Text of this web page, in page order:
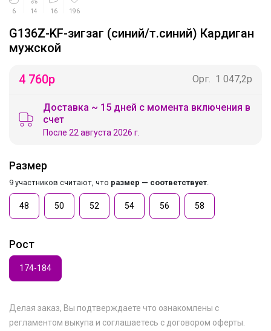
6 14 16 196
G136Z-KF-зигзаг (синий/т.синий) Кардиган
мужской
4 760р Орг. 1 047,2р
Доставка ~ 15 дней с момента включения в
счет
После 22 августа 2026 г.
Размер
9 участников считают, что размер — соответствует
48 50 52 54 56 58
Рост
174-184
Делая заказ, Вы подтверждаете что ознакомлены с
регламентом выкупа и соглашаетесь с договором оферты